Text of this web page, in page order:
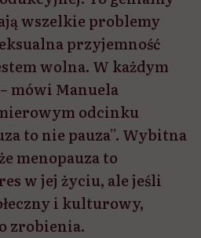
wszelkie problemy
przyjemność
wolna. W każdym
mówi Manuela
odcinku
to nie pauza”. Wybitna
menopauza to
w jej życiu, ale jeśli
i kulturowy,
zrobienia.